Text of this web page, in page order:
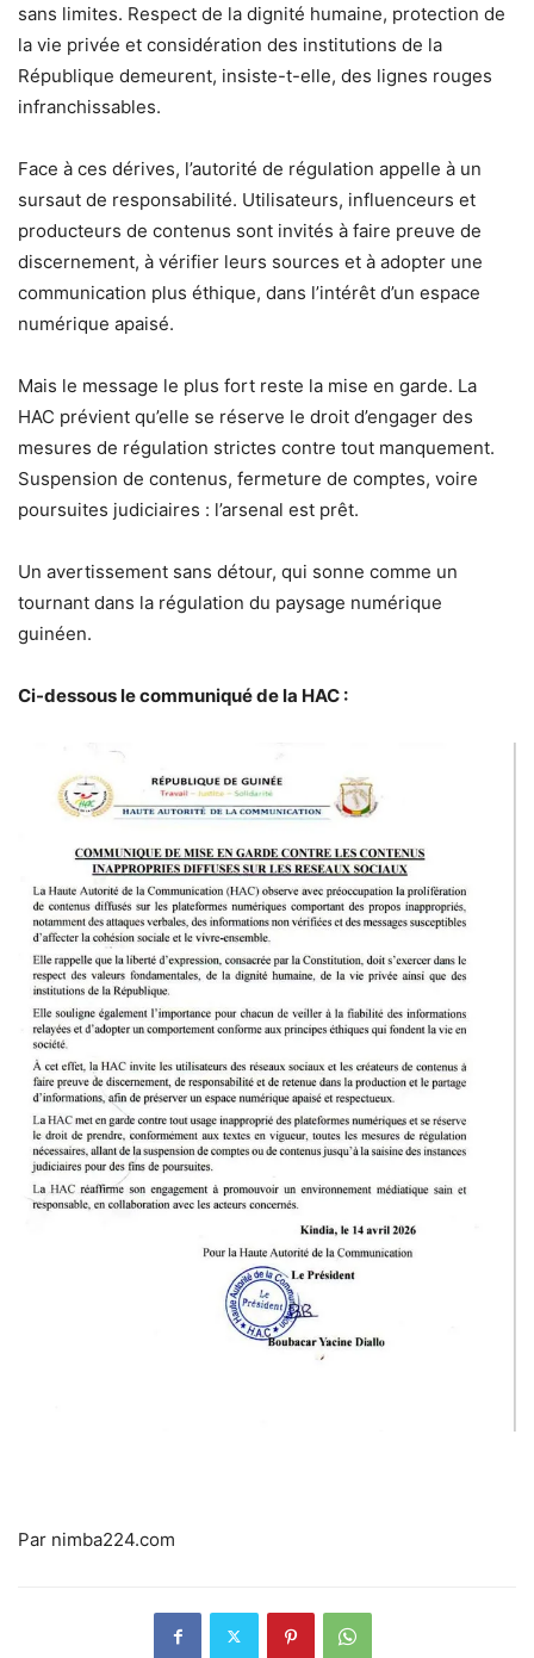
sans limites. Respect de la dignité humaine, protection de
la vie privée et considération des institutions de la
République demeurent, insiste-t-elle, des lignes rouges
infranchissables.
Face à ces dérives, l’autorité de régulation appelle à un
sursaut de responsabilité. Utilisateurs, influenceurs et
producteurs de contenus sont invités à faire preuve de
discernement, à vérifier leurs sources et à adopter une
communication plus éthique, dans l’intérêt d’un espace
numérique apaisé.
Mais le message le plus fort reste la mise en garde. La
HAC prévient qu’elle se réserve le droit d’engager des
mesures de régulation strictes contre tout manquement.
Suspension de contenus, fermeture de comptes, voire
poursuites judiciaires : l’arsenal est prêt.
Un avertissement sans détour, qui sonne comme un
tournant dans la régulation du paysage numérique
guinéen.
Ci-dessous le communiqué de la HAC :
Par nimba224.com